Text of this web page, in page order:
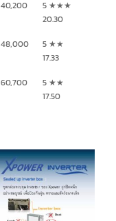
40,200
5 ★★★
20.30
48,000
5 ★★
17.33
60,700
5 ★★
17.50